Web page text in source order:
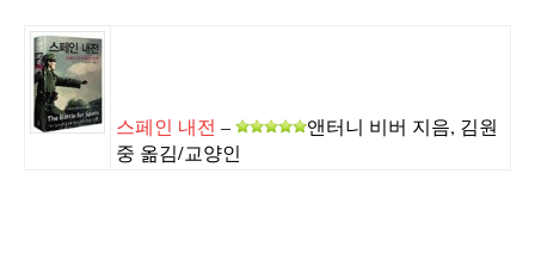
스페인 내전 –
앤터니 비버 지음, 김원
중 옮김/교양인